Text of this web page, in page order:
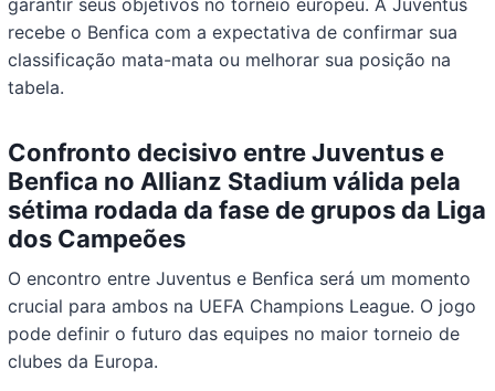
garantir seus objetivos no torneio europeu. A Juventus
recebe o Benfica com a expectativa de confirmar sua
classificação mata-mata ou melhorar sua posição na
tabela.
Confronto decisivo entre Juventus e
Benfica no Allianz Stadium válida pela
sétima rodada da fase de grupos da Liga
dos Campeões
O encontro entre Juventus e Benfica será um momento
crucial para ambos na UEFA Champions League. O jogo
pode definir o futuro das equipes no maior torneio de
clubes da Europa.